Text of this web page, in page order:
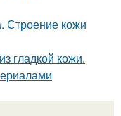
Строение кожи
гладкой кожи.